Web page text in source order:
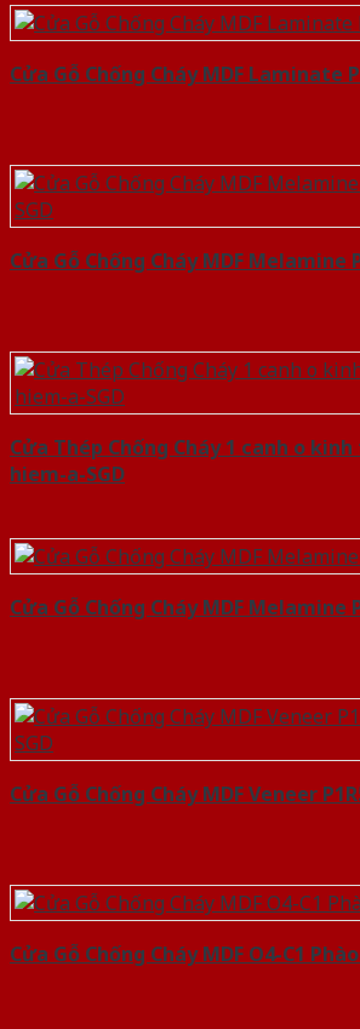
Cửa Gỗ Chống Cháy MDF Laminate
Cửa Gỗ Chống Cháy MDF Melamine
Cửa Thép Chống Cháy 1 canh o
hiem-a-SGD
Cửa Gỗ Chống Cháy MDF Melamine
Cửa Gỗ Chống Cháy MDF Veneer
Cửa Gỗ Chống Cháy MDF O4-C1